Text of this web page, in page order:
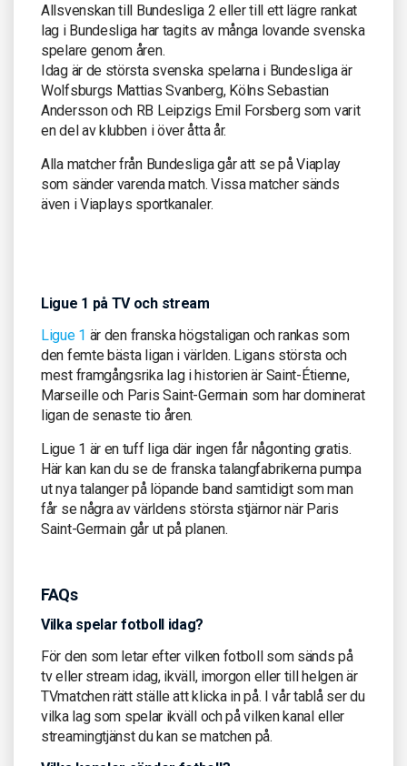
Allsvenskan till Bundesliga 2 eller till ett lägre rankat
lag i Bundesliga har tagits av många lovande svenska
spelare genom åren.
Idag är de största svenska spelarna i Bundesliga är
Wolfsburgs Mattias Svanberg, Kölns Sebastian
Andersson och RB Leipzigs Emil Forsberg som varit
en del av klubben i över åtta år.
Alla matcher från Bundesliga går att se på Viaplay
som sänder varenda match. Vissa matcher sänds
även i Viaplays sportkanaler.
Ligue 1 på TV och stream
Ligue 1 är den franska högstaligan och rankas som
den femte bästa ligan i världen. Ligans största och
mest framgångsrika lag i historien är Saint-Étienne,
Marseille och Paris Saint-Germain som har dominerat
ligan de senaste tio åren.
Ligue 1 är en tuff liga där ingen får någonting gratis.
Här kan kan du se de franska talangfabrikerna pumpa
ut nya talanger på löpande band samtidigt som man
får se några av världens största stjärnor när Paris
Saint-Germain går ut på planen.
FAQs
Vilka spelar fotboll idag?
För den som letar efter vilken fotboll som sänds på
tv eller stream idag, ikväll, imorgon eller till helgen är
TVmatchen rätt ställe att klicka in på. I vår tablå ser du
vilka lag som spelar ikväll och på vilken kanal eller
streamingtjänst du kan se matchen på.